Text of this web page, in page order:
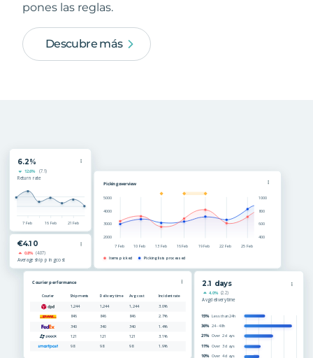
pones las reglas.
Descubre más